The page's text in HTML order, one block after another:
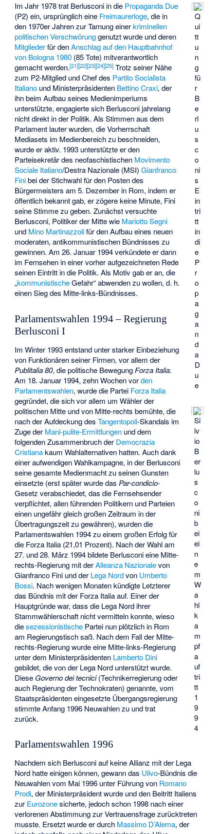
Q
ui
tt
u
n
g
fü
r
B
e
rl
u
s
c
o
ni
s
E
in
tri
tt
in
di
e
P
r
o
p
a
g
a
n
d
a
D
u
e
Im Jahr 1978 trat Berlusconi in die Propaganda Due
(P2) ein, ursprünglich eine Freimaurerloge, die in
den 1970er Jahren zur Tarnung einerkriminellen
politischen Verschwörunggenutzt wurde und deren
Mitgliederfür denAnschlag auf den Hauptbahnhof
von Bologna 1980 (85 Tote) mitverantwortlich
gemacht werden.[21][22][23][24][25] Trotz seiner Nähe
zum P2-Mitglied und Chef des Partito Socialista
Italiano und Ministerpräsidenten Bettino Craxi, der
ihn beim Aufbau seines Medienimperiums
unterstützte, engagierte sich Berlusconi jahrelang
nicht direkt in der Politik. Als Stimmen aus dem
Parlament lauter wurden, die Vorherrschaft
Mediasets im Medienbereich zu beschneiden,
wurde er aktiv. 1993 unterstützte er den
Parteisekretär des neofaschistischen Movimento
Sociale Italiano/Destra Nazionale (MSI)Gianfranco
Finibei der Stichwahl für den Posten des
Bürgermeisters am 5. Dezember in Rom, indem er
öffentlich bekannt gab, er zögere keine Minute, Fini
seine Stimme zu geben. Zunächst versuchte
Berlusconi, Politiker der Mitte wie Mariotto Segni
und Mino Martinazzolifür den Aufbau eines neuen
moderaten, antikommunistischen Bündnisses zu
gewinnen. Am 26. Januar 1994 verkündete er dann
im Fernsehen in einer vorher aufgezeichneten Rede
seinen Eintritt in die Politik. Als Motiv gab er an, die
„kommunistischeGefahr“ abwenden zu wollen, d. h.
einen Sieg des Mitte-links-Bündnisses.
Parlamentswahlen 1994 – Regierung
Berlusconi I
Si
lv
io
B
er
lu
s
c
o
ni
b
ei
ei
n
e
m
W
a
hl
k
a
m
pf
a
uf
tri
tt
1
9
9
4
Im Winter 1993 entstand unter starker Einbeziehung
von Funktionären seiner Firmen, vor allem der
Publitalia 80, die politische Bewegung Forza Italia.
Am 18. Januar 1994, zehn Wochen vorden
Parlamentswahlen, wurde die Partei Forza Italia
gegründet, die sich vor allem um Wähler der
politischen Mitte und von Mitte-rechts bemühte, die
nach der Aufdeckung desTangentopoli-Skandals im
Zuge der Mani-pulite-Ermittlungen und dem
folgenden Zusammenbruch der Democrazia
Cristianakaum Wahlalternativen hatten. Auch dank
einer aufwendigen Wahlkampagne, in der Berlusconi
seine gesamte Medienmacht zu seinen Gunsten
einsetzte (erst später wurde das Par-condicio-
Gesetz verabschiedet, das die Fernsehsender
verpflichtet, allen führenden Politikern und Parteien
einen ungefähr gleich großen Zeitraum in der
Übertragungszeit zu gewähren), wurden die
Parlamentswahlen 1994 zu einem großen Erfolg für
die Forza Italia (21,01 Prozent). Nach der Wahl am
27. und 28. März 1994 bildete Berlusconi eine Mitte-
rechts-Regierung mit derAlleanza Nazionalevon
Gianfranco Fini und der Lega Nordvon Umberto
Bossi. Nach wenigen Monaten kündigte Letzterer
das Bündnis mit der Forza Italia auf. Einer der
Hauptgründe war, dass die Lega Nord ihrer
Stammwählerschaft nicht vermitteln konnte, wieso
diesezessionistische Partei nun plötzlich in Rom
am Regierungstisch saß. Nach dem Fall der Mitte-
rechts-Regierung wurde eine Mitte-links-Regierung
unter dem Ministerpräsidenten Lamberto Dini
gebildet, die von der Lega Nord unterstützt wurde.
Diese Governo dei tecnici(Technikerregierung oder
auch Regierung der Technokraten) genannte, vom
Staatspräsidenten eingesetzte Übergangsregierung
stimmte Anfang 1996 Neuwahlen zu und trat
zurück.
Parlamentswahlen 1996
Nachdem sich Berlusconi auf keine Allianz mit der Lega
Nord hatte einigen können, gewann das Ulivo-Bündnis die
Neuwahlen vom Mai 1996 unter Führung von Romano
Prodi, der Ministerpräsident wurde und den Beitritt Italiens
zur Eurozonesicherte, jedoch schon 1998 nach einer
verlorenen Abstimmung zur Vertrauensfrage zurücktreten
musste. Ersetzt wurde er durch Massimo D’Alema, der